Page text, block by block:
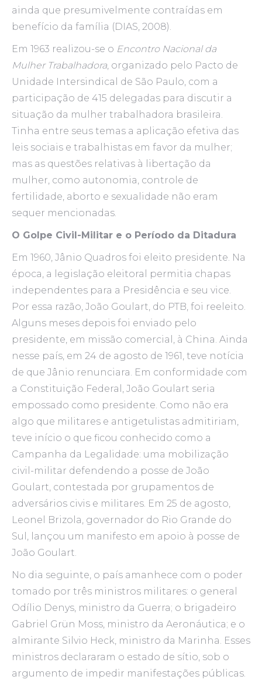
ainda que presumivelmente contraídas em
benefício da família (DIAS, 2008).
Em 1963 realizou-se o Encontro Nacional da
Mulher Trabalhadora, organizado pelo Pacto de
Unidade Intersindical de São Paulo, com a
participação de 415 delegadas para discutir a
situação da mulher trabalhadora brasileira.
Tinha entre seus temas a aplicação efetiva das
leis sociais e trabalhistas em favor da mulher;
mas as questões relativas à libertação da
mulher, como autonomia, controle de
fertilidade, aborto e sexualidade não eram
sequer mencionadas.
O Golpe Civil-Militar e o Período da Ditadura
Em 1960, Jânio Quadros foi eleito presidente. Na
época, a legislação eleitoral permitia chapas
independentes para a Presidência e seu vice.
Por essa razão, João Goulart, do PTB, foi reeleito.
Alguns meses depois foi enviado pelo
presidente, em missão comercial, à China. Ainda
nesse país, em 24 de agosto de 1961, teve notícia
de que Jânio renunciara. Em conformidade com
a Constituição Federal, João Goulart seria
empossado como presidente. Como não era
algo que militares e antigetulistas admitiriam,
teve início o que ficou conhecido como a
Campanha da Legalidade: uma mobilização
civil-militar defendendo a posse de João
Goulart, contestada por grupamentos de
adversários civis e militares. Em 25 de agosto,
Leonel Brizola, governador do Rio Grande do
Sul, lançou um manifesto em apoio à posse de
João Goulart.
No dia seguinte, o país amanhece com o poder
tomado por três ministros militares: o general
Odílio Denys, ministro da Guerra; o brigadeiro
Gabriel Grün Moss, ministro da Aeronáutica; e o
almirante Silvio Heck, ministro da Marinha. Esses
ministros declararam o estado de sítio, sob o
argumento de impedir manifestações públicas.